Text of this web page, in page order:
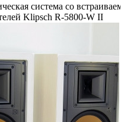
система со
Klipsch R-5800-W II